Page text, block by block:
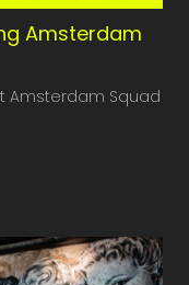
Amsterdam
Amsterdam Squad